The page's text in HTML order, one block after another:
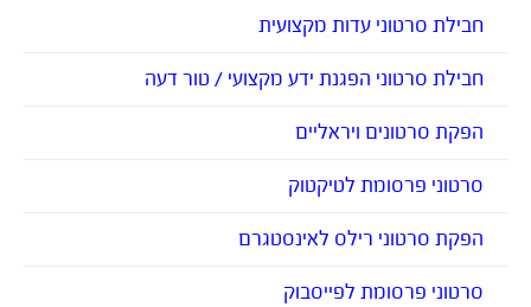
חבילת סרטוני עדות מקצועית
חבילת סרטוני הפגנת ידע מקצועי / טור דעה
הפקת סרטונים ויראליים
סרטוני פרסומת לטיקטוק
הפקת סרטוני רילס לאינסטגרם
סרטוני פרסומת לפייסבוק